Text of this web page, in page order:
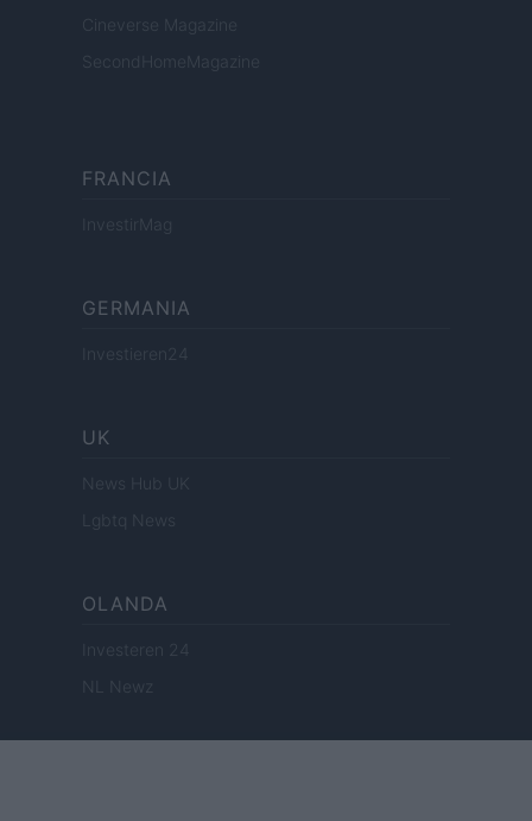
Cineverse Magazine
SecondHomeMagazine
FRANCIA
InvestirMag
GERMANIA
Investieren24
UK
News Hub UK
Lgbtq News
OLANDA
Investeren 24
NL Newz